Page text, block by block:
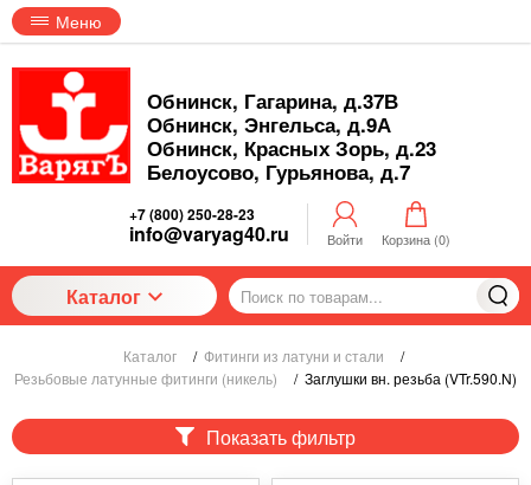
Меню
Обнинск, Гагарина, д.37В
Обнинск, Энгельса, д.9А
Обнинск, Красных Зорь, д.23
Белоусово, Гурьянова, д.7
+7 (800) 250-28-23
info@varyag40.ru Войти Корзина (0)
Каталог
Каталог / Фитинги из латуни и стали
/
Резьбовые латунные фитинги (никель)
/ Заглушки вн. резьба (VTr.590.N)
Показать фильтр